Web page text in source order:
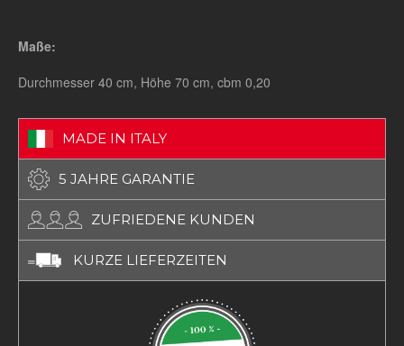
Maße:
Durchmesser 40 cm, Höhe 70 cm, cbm 0,20
MADE IN ITALY
5 JAHRE GARANTIE
ZUFRIEDENE KUNDEN
KURZE LIEFERZEITEN